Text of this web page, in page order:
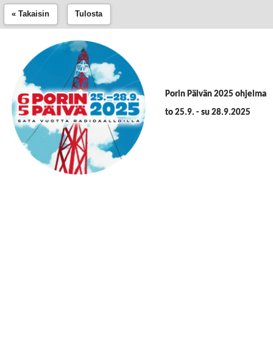
« Takaisin Tulosta
Porin Päivän 2025 ohjelma
to 25.9. - su 28.9.2025